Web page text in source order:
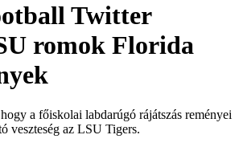
Twitter
romok Florida
a főiskolai labdarúgó rájátszás reményei
veszteség az LSU Tigers.